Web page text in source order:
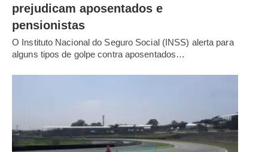
prejudicam aposentados e
pensionistas
O Instituto Nacional do Seguro Social (INSS) alerta para
alguns tipos de golpe contra aposentados…